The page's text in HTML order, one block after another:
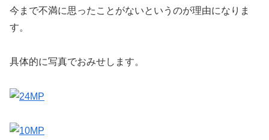
今まで不満に思ったことがないというのが理由になりま
す。
具体的に写真でおみせします。